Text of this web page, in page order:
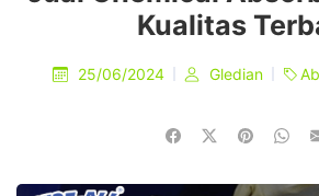
Kualitas
25/06/2024 Gledian